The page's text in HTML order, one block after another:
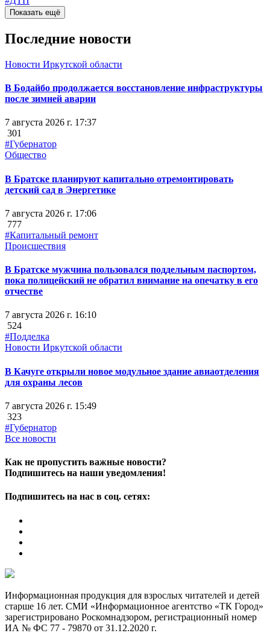
Показать ещё
Последние новости
Новости Иркутской области
В Бодайбо продолжается восстановление инфраструктуры
после зимней аварии
7 августа 2026 г. 17:37
301
#Губернатор
Общество
В Братске планируют капитально отремонтировать
детский сад в Энергетике
7 августа 2026 г. 17:06
777
#Капитальный ремонт
Происшествия
В Братске мужчина пользовался поддельным паспортом,
пока полицейский не обратил внимание на опечатку в его
отчестве
7 августа 2026 г. 16:10
524
#Подделка
Новости Иркутской области
В Качуге открыли новое модульное здание авиаотделения
для охраны лесов
7 августа 2026 г. 15:49
323
#Губернатор
Все новости
Как не пропустить важные новости?
Подпишитесь на наши уведомления!
Подпишитесь на нас в соц. сетях:
Информационная продукция для взрослых читателей и детей
старше 16 лет. СМИ «Информационное агентство «ТК Город»
зарегистрировано Роскомнадзором, регистрационный номер
ИА № ФС 77 - 79870 от 31.12.2020 г.